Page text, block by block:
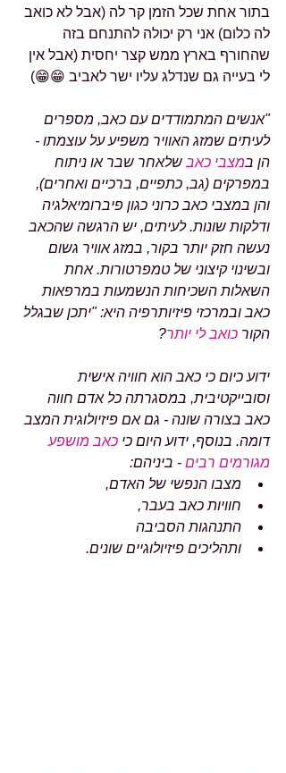
בתור אחת שכל הזמן קר לה (אבל לא כואב
לה כלום) אני רק יכולה להתנחם בזה
שהחורף בארץ ממש קצר יחסית (אבל אין
לי בעייה גם שנדלג עליו ישר לאביב 😁😁)
"אנשים המתמודדים עם כאב, מספרים
לעיתים שמזג האוויר משפיע על עוצמתו -
הן במצבי כאב שלאחר שבר או ניתוח
במפרקים (גב, כתפיים, ברכיים ואחרים),
והן במצבי כאב כרוני כגון פיברומיאלגיה
ודלקות שונות. לעיתים, יש הרגשה שהכאב
נעשה חזק יותר בקור, במזג אוויר גשום
ובשינוי קיצוני של טמפרטורות. אחת
השאלות השכיחות הנשמעות במרפאות
כאב ובמרכזי פיזיותרפיה היא: "יתכן שבגלל
הקור כואב לי יותר?
ידוע כיום כי כאב הוא חוויה אישית
וסובייקטיבית, במסגרתה כל אדם חווה
כאב בצורה שונה - גם אם פיזיולוגית המצב
דומה. בנוסף, ידוע היום כי כאב מושפע
מגורמים רבים - ביניהם:
מצבו הנפשי של האדם,
חוויות כאב בעבר,
התנהגות הסביבה
ותהליכים פיזיולוגיים שונים.